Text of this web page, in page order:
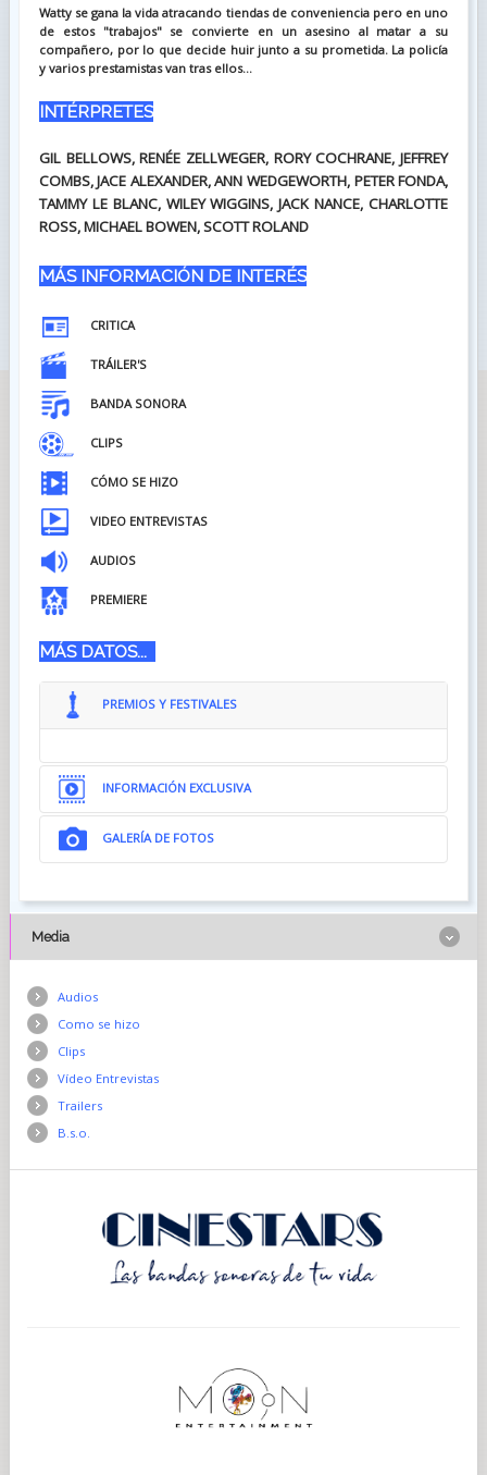
Watty se gana la vida atracando tiendas de conveniencia pero en uno
de estos "trabajos" se convierte en un asesino al matar a su
compañero, por lo que decide huir junto a su prometida. La policía
y varios prestamistas van tras ellos...
INTÉRPRETES
GIL BELLOWS, RENÉE ZELLWEGER, RORY COCHRANE, JEFFREY
COMBS, JACE ALEXANDER, ANN WEDGEWORTH, PETER FONDA,
TAMMY LE BLANC, WILEY WIGGINS, JACK NANCE, CHARLOTTE
ROSS, MICHAEL BOWEN, SCOTT ROLAND
MÁS INFORMACIÓN DE INTERÉS
CRITICA
TRÁILER'S
BANDA SONORA
CLIPS
CÓMO SE HIZO
VIDEO ENTREVISTAS
AUDIOS
PREMIERE
MÁS DATOS...
PREMIOS Y FESTIVALES
INFORMACIÓN EXCLUSIVA
GALERÍA DE FOTOS
Media
Audios
Como se hizo
Clips
Vídeo Entrevistas
Trailers
B.s.o.